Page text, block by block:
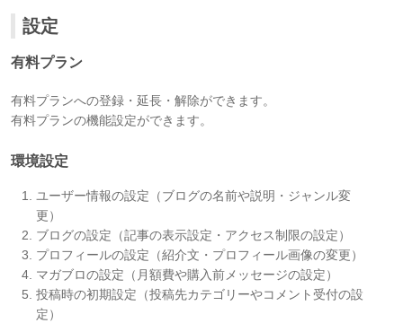
設定
有料プラン
有料プランへの登録・延長・解除ができます。
有料プランの機能設定ができます。
環境設定
ユーザー情報の設定（ブログの名前や説明・ジャンル変
更）
ブログの設定（記事の表示設定・アクセス制限の設定）
プロフィールの設定（紹介文・プロフィール画像の変更）
マガブロの設定（月額費や購入前メッセージの設定）
投稿時の初期設定（投稿先カテゴリーやコメント受付の設
定）